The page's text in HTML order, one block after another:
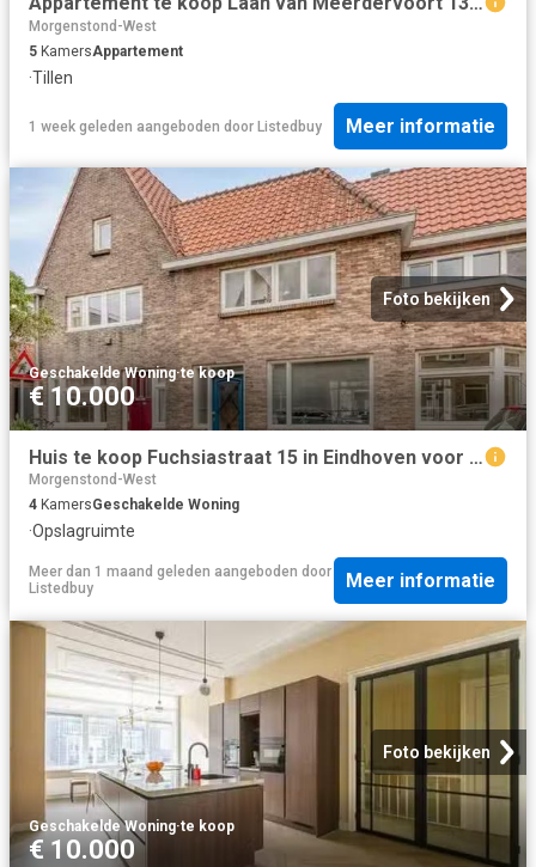
Morgenstond-West
5 KamersAppartement
·Tillen
1 week geleden aangeboden door Listedbuy Meer informatie
Foto bekijken
Geschakelde Woning·te koop
€ 10.000
Huis te koop Fuchsiastraat 15 in Eindhoven voor € 450.000
Morgenstond-West
4 KamersGeschakelde Woning
·Opslagruimte
Meer dan 1 maand geleden aangeboden door
Listedbuy
Meer informatie
Foto bekijken
Geschakelde Woning·te koop
€ 10.000